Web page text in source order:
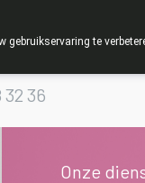
Verbeke
32 36
Onze
gebruikservaring te